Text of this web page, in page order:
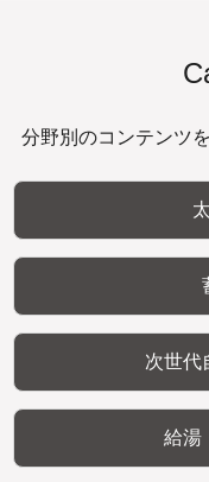
分野別のコンテンツ
次世代
給湯